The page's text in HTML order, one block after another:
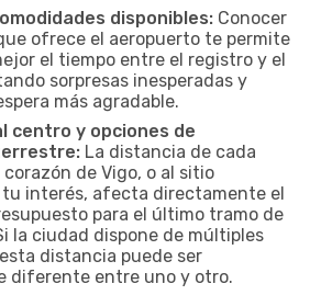
disponibles: Conocer
ofrece el aeropuerto te permite
el tiempo entre el registro y el
sorpresas inesperadas y
más agradable.
centro y opciones de
La distancia de cada
de Vigo, o al sitio
tu interés, afecta directamente el
para el último tramo de
la ciudad dispone de múltiples
distancia puede ser
diferente entre uno y otro.